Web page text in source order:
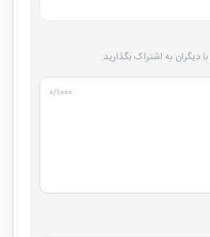
دیگران به اشتراک بگذارید.
۰/۱۰۰۰